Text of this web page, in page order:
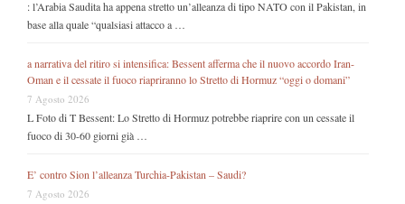
: l’Arabia Saudita ha appena stretto un’alleanza di tipo NATO con il Pakistan, in
base alla quale “qualsiasi attacco a …
a narrativa del ritiro si intensifica: Bessent afferma che il nuovo accordo Iran-
Oman e il cessate il fuoco riapriranno lo Stretto di Hormuz “oggi o domani”
7 Agosto 2026
L Foto di T Bessent: Lo Stretto di Hormuz potrebbe riaprire con un cessate il
fuoco di 30-60 giorni già …
E’ contro Sion l’alleanza Turchia-Pakistan – Saudi?
7 Agosto 2026